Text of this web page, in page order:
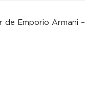
de Emporio Armani